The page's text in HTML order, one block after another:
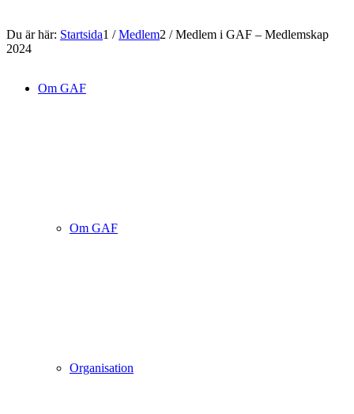
Om GAF
Om GAF
Organisation
Du är här: Startsida1 / Medlem2 / Medlem i GAF – Medlemskap
2024